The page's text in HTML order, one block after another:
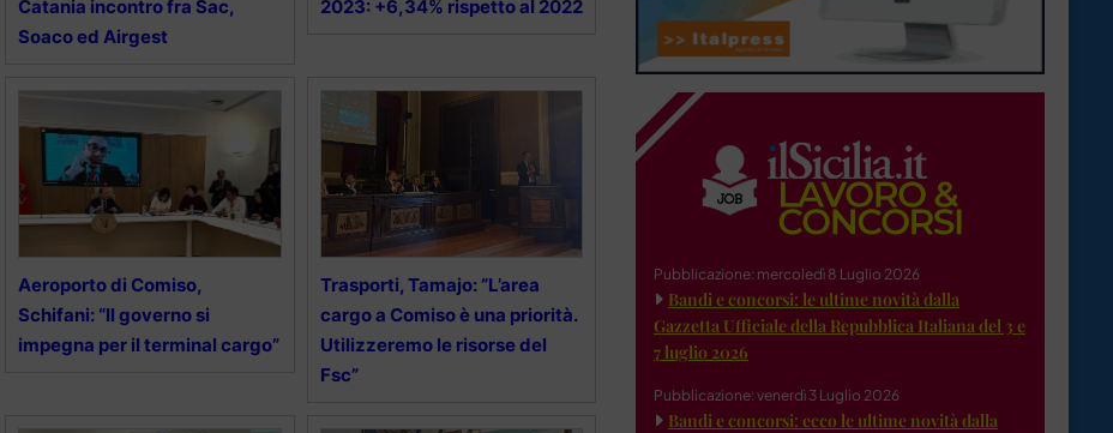
Catania incontro fra Sac,
Soaco ed Airgest
2023: +6,34% rispetto al 2022
Aeroporto di Comiso,
Schifani: “Il governo si
impegna per il terminal cargo”
Trasporti, Tamajo: “L’area
cargo a Comiso è una priorità.
Utilizzeremo le risorse del
Fsc”
Pubblicazione: mercoledì 8 Luglio 2026
Bandi e concorsi: le ultime novità dalla
Gazzetta Ufficiale della Repubblica Italiana del 3 e
7 luglio 2026
Pubblicazione: venerdì 3 Luglio 2026
Bandi e concorsi: ecco le ultime novità dalla